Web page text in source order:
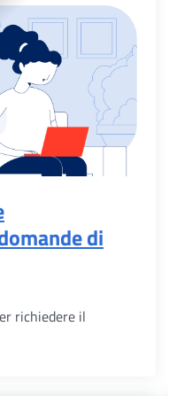
di
richiedere il